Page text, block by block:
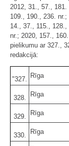
2012, 31., 57.,
109., 190., 236.
14., 37., 115.,
nr.; 2020, 157.,
pielikumu ar 327.,
redakcijā:
"327. Rīga
328. Rīga
329. Rīga
330. Rīga